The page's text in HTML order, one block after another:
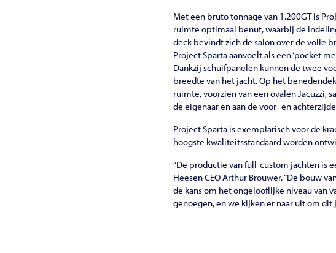
Met een bruto tonnage van 1.200GT is
ruimte optimaal benut, waarbij de
deck bevindt zich de salon over de volle
Project Sparta aanvoelt als een ‘pocket
Dankzij schuifpanelen kunnen de twee
breedte van het jacht. Op het
ruimte, voorzien van een ovalen Jacuzzi,
de eigenaar en aan de voor- en
Project Sparta is exemplarisch voor de
hoogste kwaliteitsstandaard worden
“De productie van full-custom jachten is
Heesen CEO Arthur Brouwer. “De bouw
de kans om het ongelooflijke niveau van
genoegen, en we kijken er naar uit om dit